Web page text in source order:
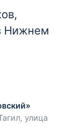
Нижнем
улица